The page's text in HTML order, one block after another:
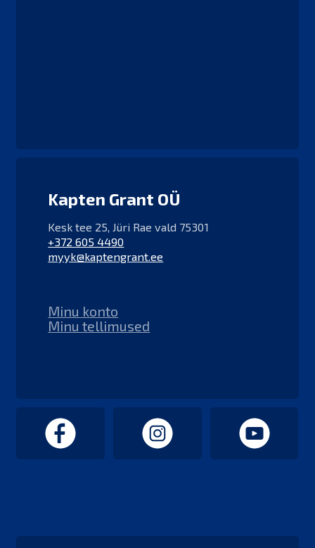
Kapten Grant OÜ
Kesk tee 25, Jüri Rae vald 75301
+372 605 4490
myyk@kaptengrant.ee
Minu konto
Minu tellimused